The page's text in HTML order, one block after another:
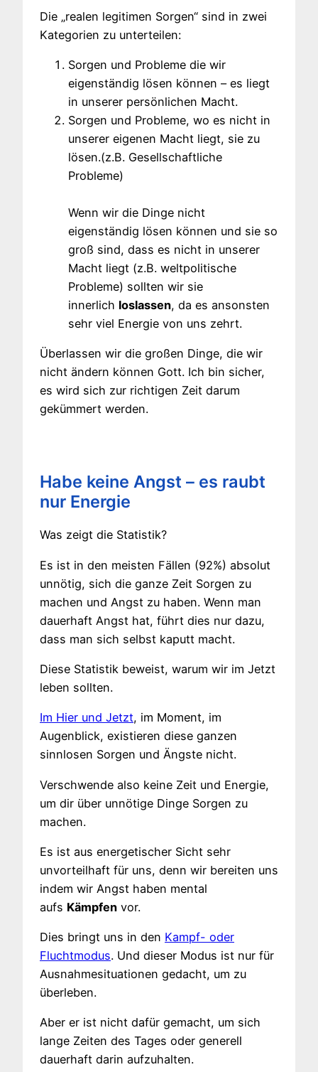
Die „realen legitimen Sorgen“ sind in zwei
Kategorien zu unterteilen:
Sorgen und Probleme die wir
eigenständig lösen können – es liegt
in unserer persönlichen Macht.
Sorgen und Probleme, wo es nicht in
unserer eigenen Macht liegt, sie zu
lösen.(z.B. Gesellschaftliche
Probleme)
Wenn wir die Dinge nicht
eigenständig lösen können und sie so
groß sind, dass es nicht in unserer
Macht liegt (z.B. weltpolitische
Probleme) sollten wir sie
innerlich loslassen, da es ansonsten
sehr viel Energie von uns zehrt.
Überlassen wir die großen Dinge, die wir
nicht ändern können Gott. Ich bin sicher,
es wird sich zur richtigen Zeit darum
gekümmert werden.
Habe keine Angst – es raubt
nur Energie
Was zeigt die Statistik?
Es ist in den meisten Fällen (92%) absolut
unnötig, sich die ganze Zeit Sorgen zu
machen und Angst zu haben. Wenn man
dauerhaft Angst hat, führt dies nur dazu,
dass man sich selbst kaputt macht.
Diese Statistik beweist, warum wir im Jetzt
leben sollten.
Im Hier und Jetzt, im Moment, im
Augenblick, existieren diese ganzen
sinnlosen Sorgen und Ängste nicht.
Verschwende also keine Zeit und Energie,
um dir über unnötige Dinge Sorgen zu
machen.
Es ist aus energetischer Sicht sehr
unvorteilhaft für uns, denn wir bereiten uns
indem wir Angst haben mental
aufs Kämpfen vor.
Dies bringt uns in den Kampf- oder
Fluchtmodus. Und dieser Modus ist nur für
Ausnahmesituationen gedacht, um zu
überleben.
Aber er ist nicht dafür gemacht, um sich
lange Zeiten des Tages oder generell
dauerhaft darin aufzuhalten.